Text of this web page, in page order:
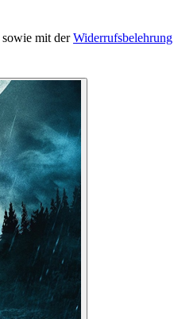
sowie mit derWiderrufsbelehrung